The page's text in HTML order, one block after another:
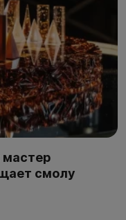
мастер
смолу